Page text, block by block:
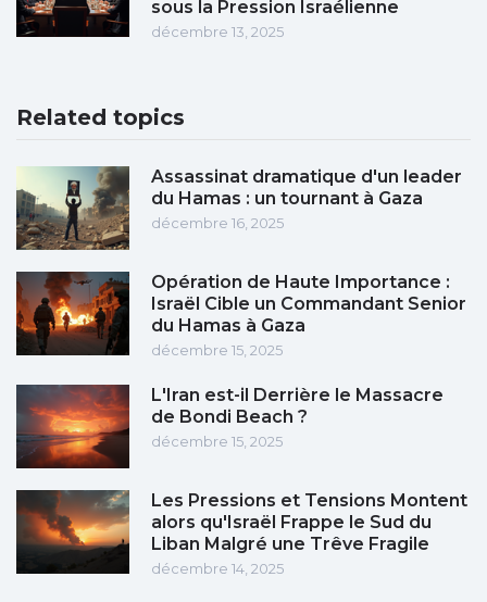
sous la Pression Israélienne
décembre 13, 2025
Related topics
Assassinat dramatique d'un leader
du Hamas : un tournant à Gaza
décembre 16, 2025
Opération de Haute Importance :
Israël Cible un Commandant Senior
du Hamas à Gaza
décembre 15, 2025
L'Iran est-il Derrière le Massacre
de Bondi Beach ?
décembre 15, 2025
Les Pressions et Tensions Montent
alors qu'Israël Frappe le Sud du
Liban Malgré une Trêve Fragile
décembre 14, 2025